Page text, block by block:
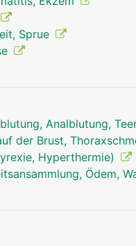
Sprue
Analblutung,
der Brust,
Hyperthermie)
Ödem,